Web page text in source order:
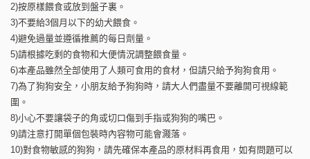
2)按原樣餵食或放到盤子裏。
3)不要給3個月以下的幼犬餵食。
4)避免過量並遵循推薦的每日劑量。
5)請根據吃剩的食物和大便情況調整餵食量。
6)本產品雖然全部使用了人類可食用的食材，但請只給予狗狗食用。
7)為了狗狗安全，小朋友給予狗狗時，請大人們盡量不要離開可視線範
圍。
8)小心不要讓袋子的角或切口傷到手指或狗狗的嘴巴。
9)請注意打開單個包裝時內容物可能會濺落。
10)對食物敏感的狗狗，請先確保本產品的原材料再食用，如有問題可以